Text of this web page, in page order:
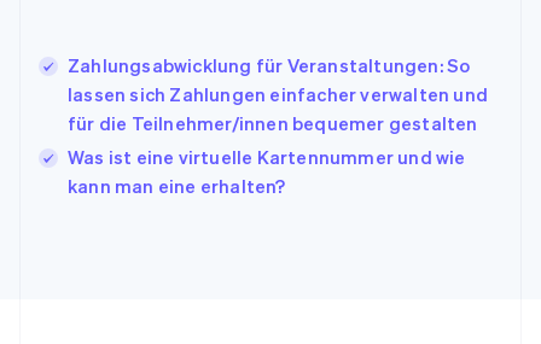
Zahlungsabwicklung für Veranstaltungen: So
lassen sich Zahlungen einfacher verwalten und
für die Teilnehmer/innen bequemer gestalten
Was ist eine virtuelle Kartennummer und wie
kann man eine erhalten?
Kanada
EnglishFrançais
Kroatien
English Italiano
English